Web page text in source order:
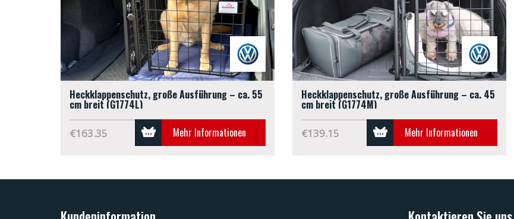
Heckklappenschutz, große Ausführung – ca. 55
cm breit (G1774L)
€163.35 Mehr Informationen
Heckklappenschutz, große Ausführung – ca. 45
cm breit (G1774M)
€139.15 Mehr Informationen